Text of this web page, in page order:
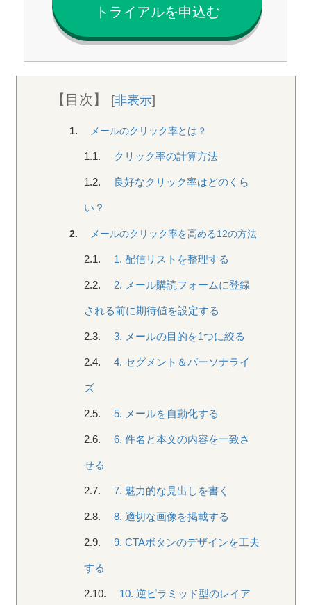
トライアルを申込む
【目次】 [非表示]
1. メールのクリック率とは？
1.1. クリック率の計算方法
1.2. 良好なクリック率はどのくら
い？
2. メールのクリック率を高める12の方法
2.1. 1. 配信リストを整理する
2.2. 2. メール購読フォームに登録
される前に期待値を設定する
2.3. 3. メールの目的を1つに絞る
2.4. 4. セグメント＆パーソナライ
ズ
2.5. 5. メールを自動化する
2.6. 6. 件名と本文の内容を一致さ
せる
2.7. 7. 魅力的な見出しを書く
2.8. 8. 適切な画像を掲載する
2.9. 9. CTAボタンのデザインを工夫
する
2.10. 10. 逆ピラミッド型のレイア